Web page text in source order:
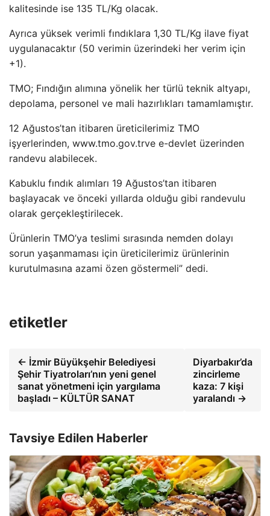
kalitesinde ise 135 TL/Kg olacak.
Ayrıca yüksek verimli fındıklara 1,30 TL/Kg ilave fiyat
uygulanacaktır (50 verimin üzerindeki her verim için
+1).
TMO; Fındığın alımına yönelik her türlü teknik altyapı,
depolama, personel ve mali hazırlıkları tamamlamıştır.
12 Ağustos’tan itibaren üreticilerimiz TMO
işyerlerinden, www.tmo.gov.tr​​​​​​​​​​ve e-devlet üzerinden
randevu alabilecek.
Kabuklu fındık alımları 19 Ağustos’tan itibaren
başlayacak ve önceki yıllarda olduğu gibi randevulu
olarak gerçekleştirilecek.
Ürünlerin TMO’ya teslimi sırasında nemden dolayı
sorun yaşanmaması için üreticilerimiz ürünlerinin
kurutulmasına azami özen göstermeli” dedi.
etiketler
← İzmir Büyükşehir Belediyesi
Şehir Tiyatroları’nın yeni genel
sanat yönetmeni için yargılama
başladı – KÜLTÜR SANAT
Diyarbakır’da
zincirleme
kaza: 7 kişi
yaralandı →
Tavsiye Edilen Haberler